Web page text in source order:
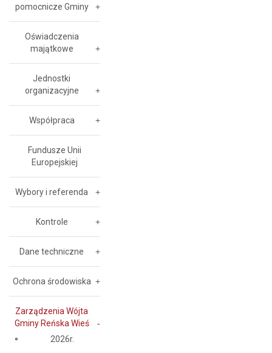
pomocnicze Gminy
Oświadczenia
majątkowe
Jednostki
organizacyjne
Współpraca
Fundusze Unii
Europejskiej
Wybory i referenda
Kontrole
Dane techniczne
Ochrona środowiska
Zarządzenia Wójta
Gminy Reńska Wieś
2026r.